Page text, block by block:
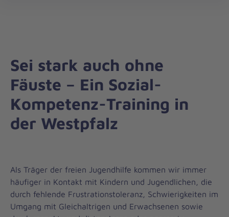
zum
Sei stark auch ohne
Fäuste – Ein Sozial-
Kompetenz-Training in
der Westpfalz
Als Träger der freien Jugendhilfe kommen wir immer
häufiger in Kontakt mit Kindern und Jugendlichen, die
durch fehlende Frustrationstoleranz, Schwierigkeiten im
Umgang mit Gleichaltrigen und Erwachsenen sowie